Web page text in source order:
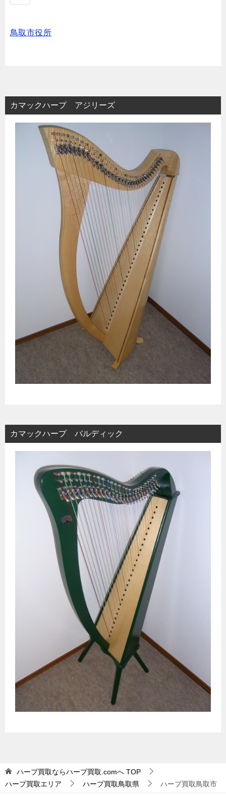
鳥取市役所
カマックハープ アジリーズ
カマックハープ バルディック
ハープ買取ならハープ買取.comへ TOP
ハープ買取エリア
ハープ買取鳥取県 ハープ買取鳥取市